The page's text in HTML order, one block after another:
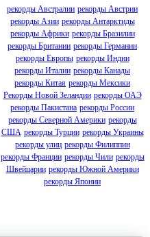
рекорды Австралии рекорды Австрии
рекорды Азии рекорды Антарктиды
рекорды Африки рекорды Бразилии
рекорды Британии рекорды Германии
рекорды Европы рекорды Индии
рекорды Италии рекорды Канады
рекорды Китая рекорды Мексики
Рекорды Новой Зеландии рекорды ОАЭ
рекорды Пакистана рекорды России
рекорды Северной Америки рекорды
США рекорды Турции рекорды Украины
рекорды улиц рекорды Филиппин
рекорды Франции рекорды Чили рекорды
Швейцарии рекорды Южной Америки
рекорды Японии